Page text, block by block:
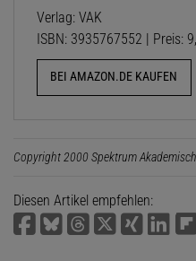
Verlag: VAK
ISBN: 3935767552 | Preis:
BEI AMAZON.DE KAUFEN
Copyright 2000 Spektrum
Diesen Artikel empfehlen: